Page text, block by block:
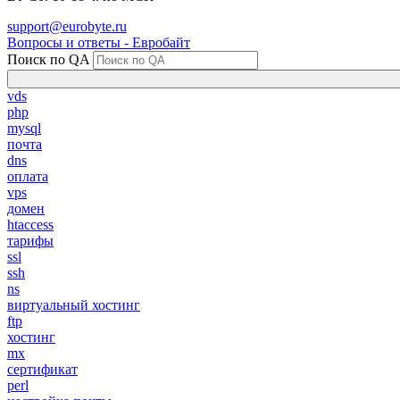
support@eurobyte.ru
Вопросы и ответы - Евробайт
Поиск по QA
vds
php
mysql
почта
dns
оплата
vps
домен
htaccess
тарифы
ssl
ssh
ns
виртуальный хостинг
ftp
хостинг
mx
сертификат
perl